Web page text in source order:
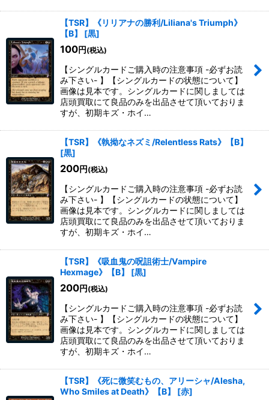
【TSR】《リリアナの勝利/Liliana's Triumph》
【B】
[黒]
100円 (税込)
【シングルカードご購入時の注意事項 -必ずお読
み下さい- 】【シングルカードの状態について】
画像は見本です。シングルカードに関しましては
店頭買取にて良品のみを出品させて頂いておりま
すが、初期キズ・ホイ…
【TSR】《執拗なネズミ/Relentless Rats》【B】
[黒]
200円 (税込)
【シングルカードご購入時の注意事項 -必ずお読
み下さい- 】【シングルカードの状態について】
画像は見本です。シングルカードに関しましては
店頭買取にて良品のみを出品させて頂いておりま
すが、初期キズ・ホイ…
【TSR】《吸血鬼の呪詛術士/Vampire
Hexmage》【B】
[黒]
200円 (税込)
【シングルカードご購入時の注意事項 -必ずお読
み下さい- 】【シングルカードの状態について】
画像は見本です。シングルカードに関しましては
店頭買取にて良品のみを出品させて頂いておりま
すが、初期キズ・ホイ…
【TSR】《死に微笑むもの、アリーシャ/Alesha,
Who Smiles at Death》【B】
[赤]